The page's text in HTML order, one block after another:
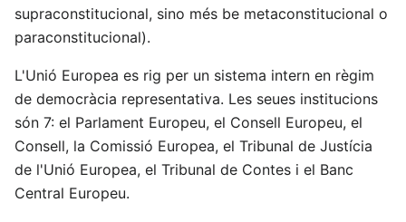
supraconstitucional, sino més be metaconstitucional o
paraconstitucional).
L'Unió Europea es rig per un sistema intern en règim
de democràcia representativa.​ Les seues institucions
són 7: el Parlament Europeu, el Consell Europeu, el
Consell, la Comissió Europea, el Tribunal de Justícia
de l'Unió Europea, el Tribunal de Contes i el Banc
Central Europeu.